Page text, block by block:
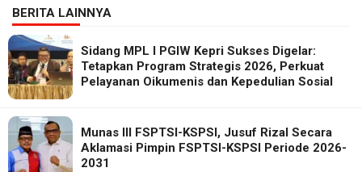
BERITA LAINNYA
Sidang MPL I PGIW Kepri Sukses Digelar:
Tetapkan Program Strategis 2026, Perkuat
Pelayanan Oikumenis dan Kepedulian Sosial
Munas III FSPTSI-KSPSI, Jusuf Rizal Secara
Aklamasi Pimpin FSPTSI-KSPSI Periode 2026-
2031